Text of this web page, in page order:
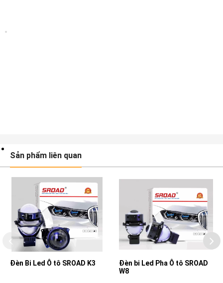
Sản phẩm liên quan
Đèn Bi Led Ô tô SROAD K3
Đèn bi Led Pha Ô tô SROAD
W8